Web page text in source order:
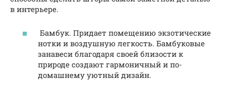
в интерьере.
Бамбук. Придает помещению экзотические
нотки и воздушную легкость. Бамбуковые
занавеси благодаря своей близости к
природе создают гармоничный и по-
домашнему уютный дизайн.